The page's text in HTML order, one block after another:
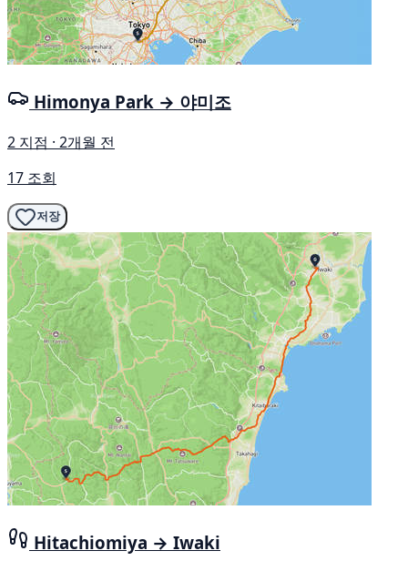
Himonya Park → 야미조
2 지점 · 2개월 전
17 조회
저장
Hitachiomiya → Iwaki